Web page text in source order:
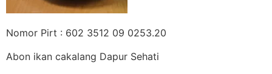
Nomor Pirt : 602 3512 09 0253.20
Abon ikan cakalang Dapur Sehati